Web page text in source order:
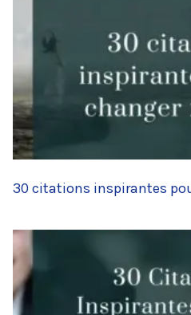
30 citations inspirantes